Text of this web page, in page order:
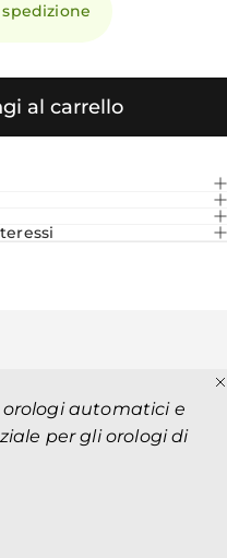
al carrello
automatici e
per gli orologi di